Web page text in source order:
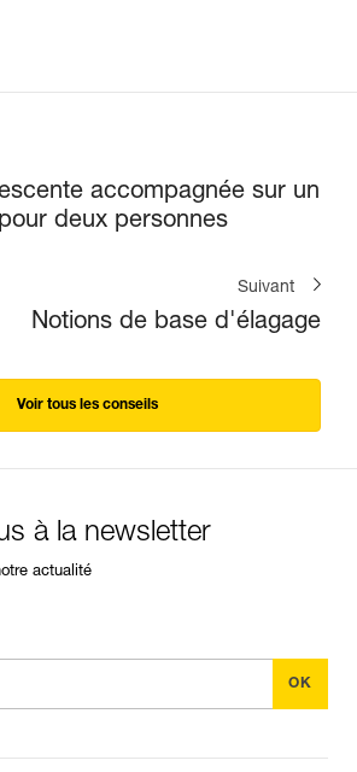
accompagnée sur un
deux personnes
Suivant
Notions de base d'élagage
Voir tous les conseils
à la newsletter
actualité